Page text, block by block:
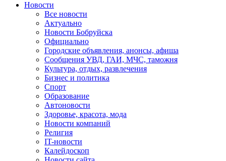
Новости
Все новости
Актуально
Новости Бобруйска
Официально
Городские объявления, анонсы, афиша
Сообщения УВД, ГАИ, МЧС, таможня
Культура, отдых, развлечения
Бизнес и политика
Спорт
Образование
Автоновости
Здоровье, красота, мода
Новости компаний
Религия
IT-новости
Калейдоскоп